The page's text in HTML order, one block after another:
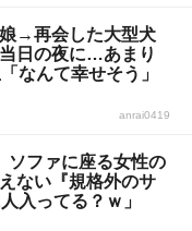
→再会した大型犬
日の夜に…あまり
なんて幸せそう」
anrai0419
ソファに座る女性の
ない『規格外のサ
入ってる？ｗ」